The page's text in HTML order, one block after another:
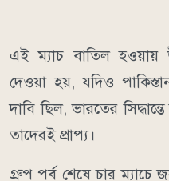
এই ম্যাচ বাতিল
দেওয়া হয়, যদিও
দাবি ছিল, ভারতের
তাদেরই প্রাপ্য।
গ্রুপ পর্ব শেষে চার ম্যাচে